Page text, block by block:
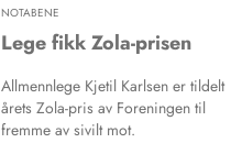
NOTABENE
Lege fikk Zola-prisen
Allmennlege Kjetil Karlsen er tildelt
årets Zola-pris av Foreningen til
fremme av sivilt mot.